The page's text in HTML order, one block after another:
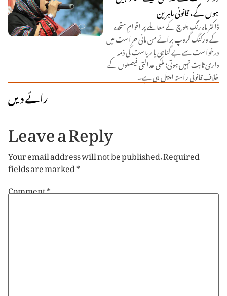
ہوں گے، قانونی ماہرین
ڈاکٹر ماہ رنگ بلوچ کے معاملے پر اقوامِ متحدہ
کے ورکنگ گروپ برائے من مانی حراست میں
درخواست سے بے گناہی یا ریاست کی ذمہ
داری ثابت نہیں ہوتی؛ ملکی عدالتی فیصلوں کے
خلاف قانونی راستہ اپیل ہی ہے۔
رائے دیں
Leave a Reply
Your email address will not be published.Required
fields are marked*
Comment*